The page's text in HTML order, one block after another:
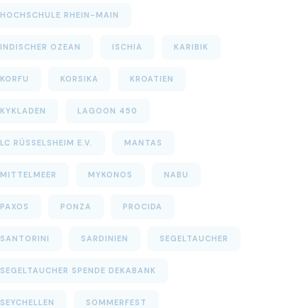
HOCHSCHULE RHEIN-MAIN
INDISCHER OZEAN ISCHIA KARIBIK
KORFU KORSIKA KROATIEN
KYKLADEN LAGOON 450
LC RÜSSELSHEIM E.V. MANTAS
MITTELMEER MYKONOS NABU
PAXOS PONZA PROCIDA
SANTORINI SARDINIEN SEGELTAUCHER
SEGELTAUCHER SPENDE DEKABANK
SEYCHELLEN SOMMERFEST